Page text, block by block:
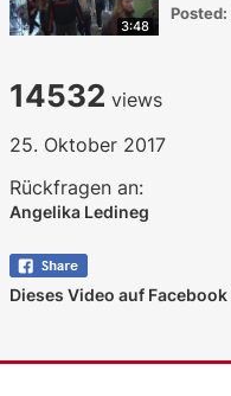
3:48
Posted:
14532 views
25. Oktober 2017
Rückfragen an:
Angelika Ledineg
Dieses Video auf